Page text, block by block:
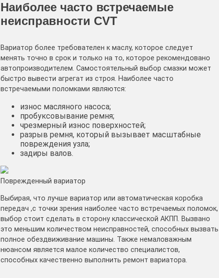
Наиболее часто встречаемые
неисправности CVT
Вариатор более требователен к маслу, которое следует
менять точно в срок и только на то, которое рекомендовано
автопроизводителем. Самостоятельный выбор смазки может
быстро вывести агрегат из строя. Наиболее часто
встречаемыми поломками являются:
износ масляного насоса;
пробуксовывание ремня;
чрезмерный износ поверхностей;
разрыв ремня, который вызывает масштабные
повреждения узла;
задиры валов.
Поврежденный вариатор
Выбирая, что лучше вариатор или автоматическая коробка
передач ,с точки зрения наиболее часто встречаемых поломок,
выбор стоит сделать в сторону классической АКПП. Вызвано
это меньшим количеством неисправностей, способных вызвать
полное обездвиживание машины. Также немаловажным
нюансом является малое количество специалистов,
способных качественно выполнить ремонт вариатора.